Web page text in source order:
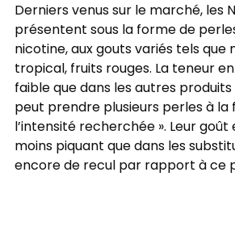
Derniers venus sur le marché, les
présentent sous la forme de
nicotine, aux gouts variés tels que
tropical, fruits rouges. La teneur
faible que dans les autres
peut prendre plusieurs perles à la
l’intensité recherchée ». Leur
moins piquant que dans les
encore de recul par rapport à ce